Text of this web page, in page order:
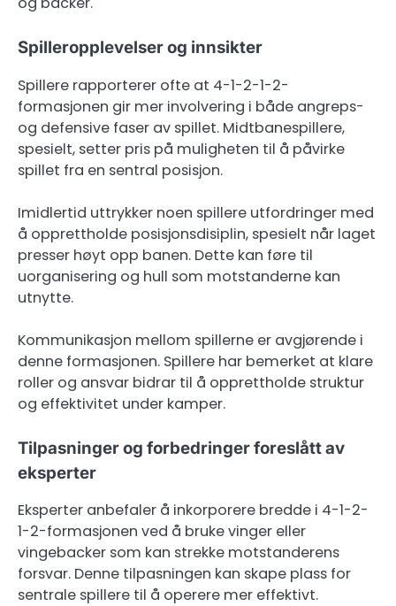
Spilleropplevelser og innsikter
Spillere rapporterer ofte at 4-1-2-1-2-
formasjonen gir mer involvering i både angreps-
og defensive faser av spillet. Midtbanespillere,
spesielt, setter pris på muligheten til å påvirke
spillet fra en sentral posisjon.
Imidlertid uttrykker noen spillere utfordringer med
å opprettholde posisjonsdisiplin, spesielt når laget
presser høyt opp banen. Dette kan føre til
uorganisering og hull som motstanderne kan
utnytte.
Kommunikasjon mellom spillerne er avgjørende i
denne formasjonen. Spillere har bemerket at klare
roller og ansvar bidrar til å opprettholde struktur
og effektivitet under kamper.
Tilpasninger og forbedringer foreslått av
eksperter
Eksperter anbefaler å inkorporere bredde i 4-1-2-
1-2-formasjonen ved å bruke vinger eller
vingebacker som kan strekke motstanderens
forsvar. Denne tilpasningen kan skape plass for
sentrale spillere til å operere mer effektivt.